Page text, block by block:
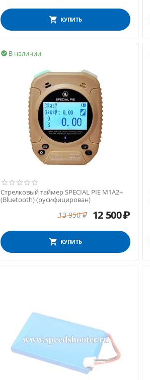
КУПИТЬ
В наличии

Стрелковый таймер SPECIAL PIE M1A2+
(Bluetooth) (русифицирован)
13 950 ₽ 12 500₽
КУПИТЬ